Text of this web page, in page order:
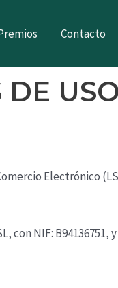
Contacto
DE USO​
Electrónico
, con NIF: B94136751,